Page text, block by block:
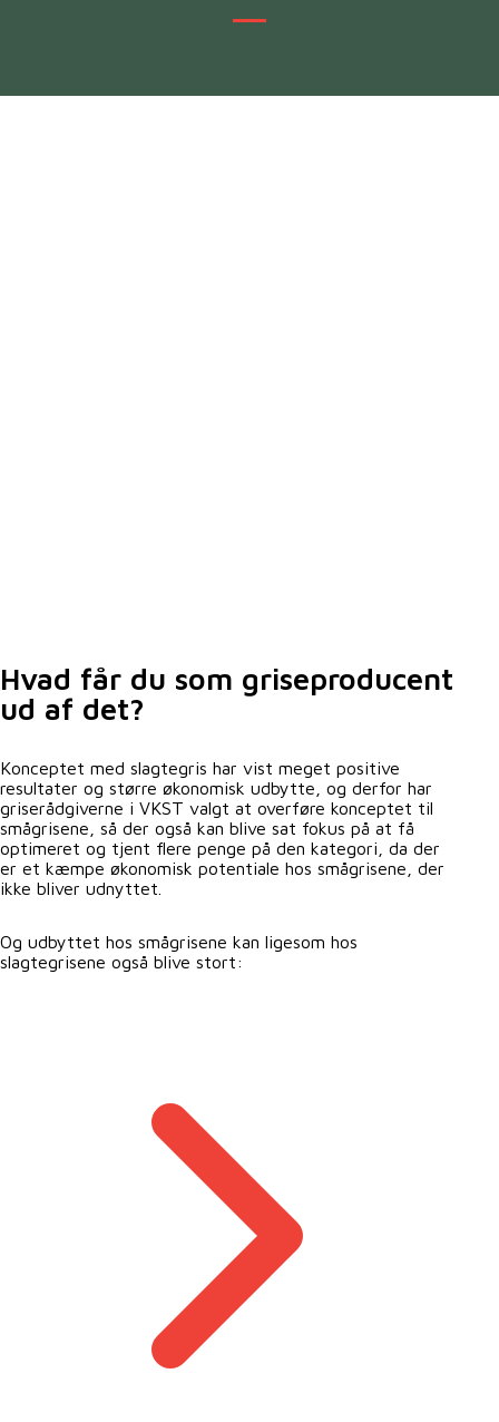
Hvad får du som griseproducent
ud af det?
Konceptet med slagtegris har vist meget positive
resultater og større økonomisk udbytte, og derfor har
griserådgiverne i VKST valgt at overføre konceptet til
smågrisene, så der også kan blive sat fokus på at få
optimeret og tjent flere penge på den kategori, da der
er et kæmpe økonomisk potentiale hos smågrisene, der
ikke bliver udnyttet.
Og udbyttet hos smågrisene kan ligesom hos
slagtegrisene også blive stort: